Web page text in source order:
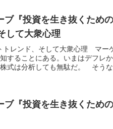
ブ『投資を生き抜くため
して大衆心理
トレンド、そして大衆心理 マー
することにある。いまはデフレ
式は分析しても無駄だ。 そうな
ブ『投資を生き抜くため